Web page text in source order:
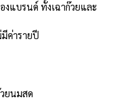
แบรนด์ ทั้งเฉาก๊วยและ
ค่ารายปี
ยนมสด